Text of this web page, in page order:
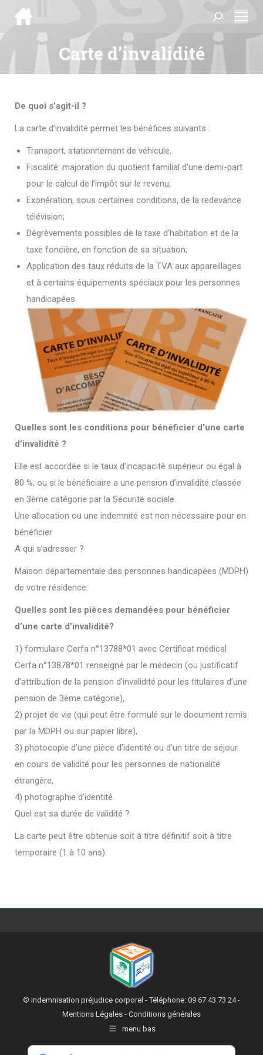
Search:
Carte d’invalidité
Vous êtes ici :
De quoi s’agit-il ?
La carte d’invalidité permet les bénéfices suivants :
Transport, stationnement de véhicule,
Fiscalité: majoration du quotient familial d’une demi-part
pour le calcul de l’impôt sur le revenu;
Exonération, sous certaines conditions, de la redevance
télévision;
Dégrèvements possibles de la taxe d’habitation et de la
taxe foncière, en fonction de sa situation;
Application des taux réduits de la TVA aux appareillages
et à certains équipements spéciaux pour les personnes
handicapées.
Quelles sont les conditions pour bénéficier d’une carte
d’invalidité ?
Elle est accordée si le taux d’incapacité supérieur ou égal à
80 %; ou si le bénéficiaire a une pension d’invalidité classée
en 3ème catégorie par la Sécurité sociale.
Une allocation ou une indemnité est non nécessaire pour en
bénéficier
A qui s’adresser ?
Maison départementale des personnes handicapées (MDPH)
de votre résidence.
Quelles sont les pièces demandées pour bénéficier
d’une carte d’invalidité?
1) formulaire Cerfa n°13788*01 avec Certificat médical
Cerfa n°13878*01 renseigné par le médecin (ou justificatif
d’attribution de la pension d’invalidité pour les titulaires d’une
pension de 3ème catégorie),
2) projet de vie (qui peut être formulé sur le document remis
par la MDPH ou sur papier libre),
3) photocopie d’une pièce d’identité ou d’un titre de séjour
en cours de validité pour les personnes de nationalité
étrangère,
4) photographie d’identité.
Quel est sa durée de validité ?
La carte peut être obtenue soit à titre définitif soit à titre
temporaire (1 à 10 ans).
© Indemnisation préjudice corporel - Téléphone: 09 67 43 73 24 -
Mentions Légales - Conditions générales
menu bas